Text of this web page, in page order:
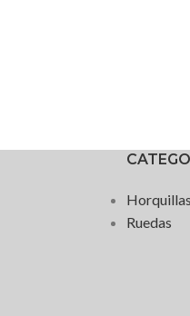
Horquillas
Ruedas